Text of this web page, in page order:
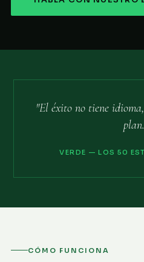
"El éxito no tiene
VERDE — LOS 50
CÓMO FUNCIONA